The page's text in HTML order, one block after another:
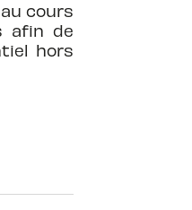
cours
afin de
hors